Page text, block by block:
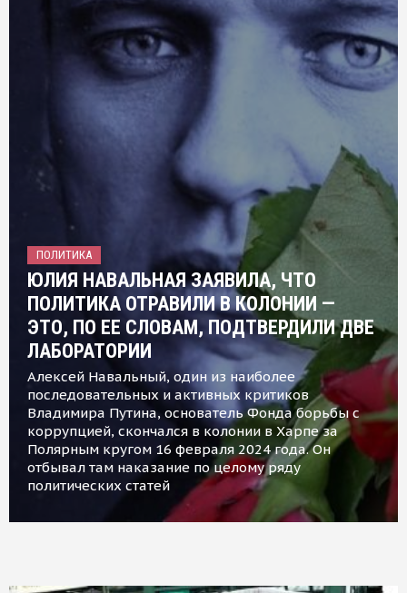
ПОЛИТИКА
ЮЛИЯ НАВАЛЬНАЯ ЗАЯВИЛА, ЧТО
ПОЛИТИКА ОТРАВИЛИ В КОЛОНИИ —
ЭТО, ПО ЕЕ СЛОВАМ, ПОДТВЕРДИЛИ ДВЕ
ЛАБОРАТОРИИ
Алексей Навальный, один из наиболее
последовательных и активных критиков
Владимира Путина, основатель Фонда борьбы с
коррупцией, скончался в колонии в Харпе за
Полярным кругом 16 февраля 2024 года. Он
отбывал там наказание по целому ряду
политических статей